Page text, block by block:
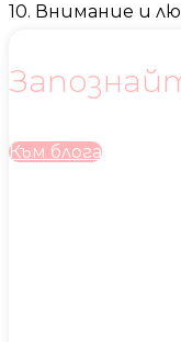
10. Внимание и
Към блога